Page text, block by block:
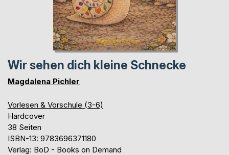
Wir sehen dich kleine Schnecke
Magdalena Pichler
Vorlesen & Vorschule (3-6)
Hardcover
38 Seiten
ISBN-13: 9783696371180
Verlag: BoD - Books on Demand